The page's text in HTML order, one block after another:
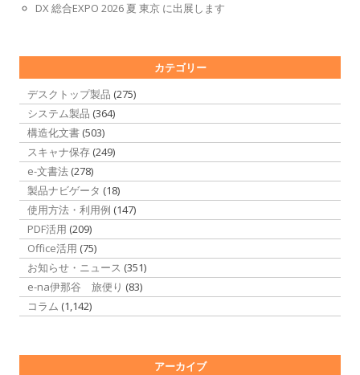
DX 総合EXPO 2026 夏 東京 に出展します
カテゴリー
デスクトップ製品 (275)
システム製品 (364)
構造化文書 (503)
スキャナ保存 (249)
e-文書法 (278)
製品ナビゲータ (18)
使用方法・利用例 (147)
PDF活用 (209)
Office活用 (75)
お知らせ・ニュース (351)
e-na伊那谷 旅便り (83)
コラム (1,142)
アーカイブ